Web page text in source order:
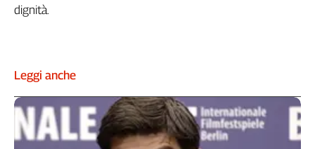
Trentino
Veneto
Archivio
Storico
1955-
2014
dignità.
Leggi anche